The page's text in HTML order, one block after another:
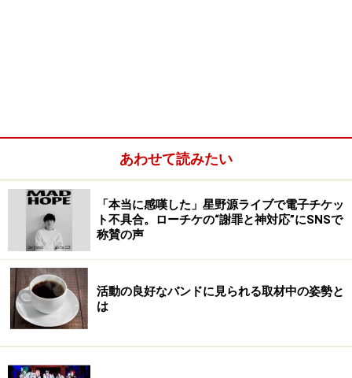
あわせて読みたい
「本当に感嘆した」星野源ライブで電子チケッ
ト不具合。ローチケの“謝罪と神対応”にSNSで
称賛の声
活動の良好なバンドに見られる取材中の姿勢と
は